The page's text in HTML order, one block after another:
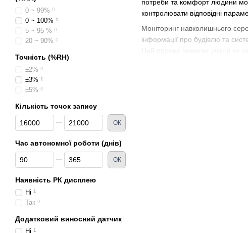
потреби та комфорт людини
контролювати відповідні
Моніторинг навколишнього
інформації про будівлю та
Цей процес вимагає участі як
0 ~ 99% 0
0 ~ 100% 1
5 ~ 95 % 0
20 ~ 90% 0
Точність (%RH)
±2% 0
±3% 1
±5% 0
Кількість точок запису
Від Кількість точок запису
До Кількість точок запису ОК
Час автономної роботи (днів)
Від Час автономної роботи (днів)
До Час автономної роботи (днів)
ОК
Наявність РК дисплею
Ні 1
Так 0
Додатковий виносний датчик
Ні 1